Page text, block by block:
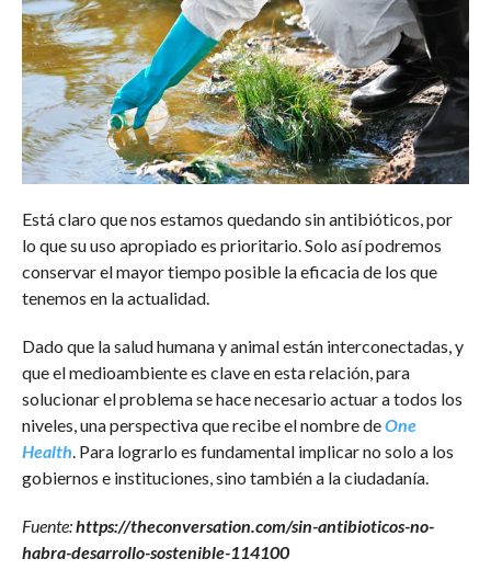
Está claro que nos estamos quedando sin antibióticos, por
lo que su uso apropiado es prioritario. Solo así podremos
conservar el mayor tiempo posible la eficacia de los que
tenemos en la actualidad.
Dado que la salud humana y animal están interconectadas, y
que el medioambiente es clave en esta relación, para
solucionar el problema se hace necesario actuar a todos los
niveles, una perspectiva que recibe el nombre deOne
Health. Para lograrlo es fundamental implicar no solo a los
gobiernos e instituciones, sino también a la ciudadanía.
Fuente:https://theconversation.com/sin-antibioticos-no-
habra-desarrollo-sostenible-114100